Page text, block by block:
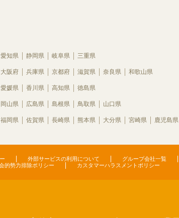
愛知県 静岡県 岐阜県 三重県
大阪府 兵庫県 京都府 滋賀県 奈良県 和歌山県
愛媛県 香川県 高知県 徳島県
岡山県 広島県 島根県 鳥取県 山口県
福岡県 佐賀県 長崎県 熊本県 大分県 宮崎県 鹿児島県
外部サービスの利用について
グループ会社一覧
的勢力排除ポリシー カスタマーハラスメントポリシー